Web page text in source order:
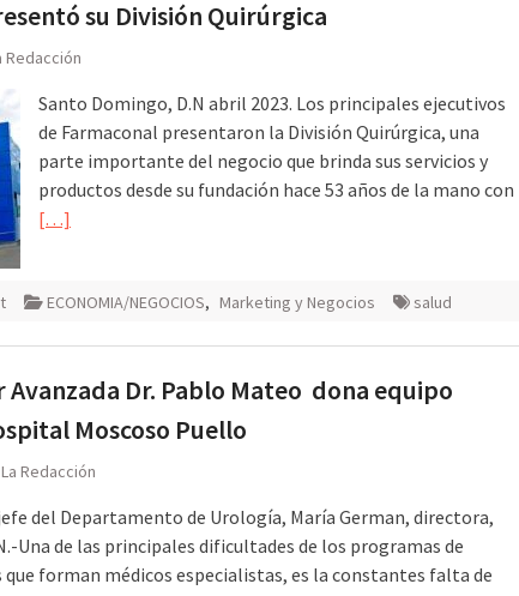
su División Quirúrgica
Redacción
Santo Domingo, D.N abril 2023. Los principales ejecutivos
de Farmaconal presentaron la División Quirúrgica, una
parte importante del negocio que brinda sus servicios y
productos desde su fundación hace 53 años de la mano con
[…]
ECONOMIA/NEGOCIOS, Marketing y Negocios salud
Avanzada Dr. Pablo Mateo dona equipo
Moscoso Puello
La Redacción
del Departamento de Urología, María German, directora,
Una de las principales dificultades de los programas de
que forman médicos especialistas, es la constantes falta de